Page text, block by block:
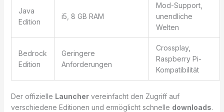
Java
Edition
i5, 8 GB RAM
Mod-Support,
unendliche
Welten
Bedrock
Edition
Geringere
Anforderungen
Crossplay,
Raspberry Pi-
Kompatibilität
Der offizielle Launchervereinfacht den Zugriff auf
verschiedene Editionen und ermöglicht schnelle downloads.